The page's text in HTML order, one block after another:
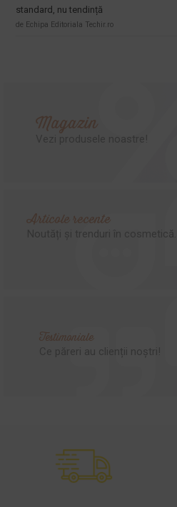
standard, nu tendință
de Echipa Editoriala Techir.ro
Magazin
Vezi produsele noastre!
Articole recente
Noutăți și trenduri în cosmetică.
Testimoniale
Ce păreri au clienții noștri!